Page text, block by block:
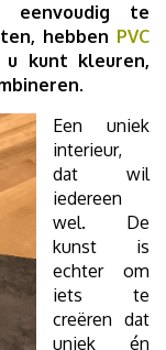
eenvoudig te
hebben PVC
kunt kleuren,
Een uniek
interieur,
dat wil
iedereen
wel. De
kunst is
echter om
iets te
creëren dat
uniek én